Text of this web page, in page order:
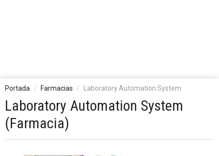
Portada Farmacias Laboratory Automation System
Laboratory Automation System
(Farmacia)